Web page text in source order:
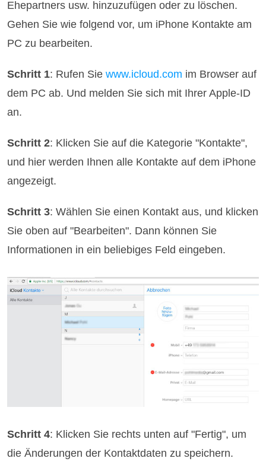
Ehepartners usw. hinzuzufügen oder zu löschen.
Gehen Sie wie folgend vor, um iPhone Kontakte am
PC zu bearbeiten.
Schritt 1: Rufen Siewww.icloud.com im Browser auf
dem PC ab. Und melden Sie sich mit Ihrer Apple-ID
an.
Schritt 2: Klicken Sie auf die Kategorie "Kontakte",
und hier werden Ihnen alle Kontakte auf dem iPhone
angezeigt.
Schritt 3: Wählen Sie einen Kontakt aus, und klicken
Sie oben auf "Bearbeiten". Dann können Sie
Informationen in ein beliebiges Feld eingeben.
Schritt 4: Klicken Sie rechts unten auf "Fertig", um
die Änderungen der Kontaktdaten zu speichern.